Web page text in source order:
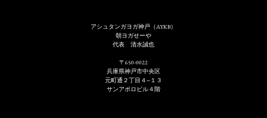
アシュタンガヨガ神戸（AYKB）
朝ヨガせーや
代表 清水誠也
〒650-0022
兵庫県神戸市中央区
元町通２丁目４−１３
サンアポロビル４階